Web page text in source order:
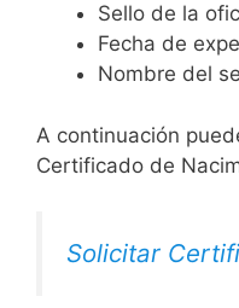
Sello de la
Fecha de
Nombre del
A continuación
Certificado de
Solicitar